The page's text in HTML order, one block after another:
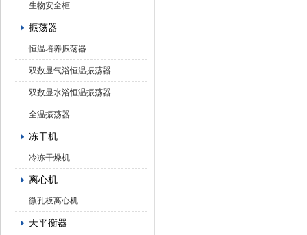
生物安全柜
振荡器
恒温培养振荡器
双数显气浴恒温振荡器
双数显水浴恒温振荡器
全温振荡器
冻干机
冷冻干燥机
离心机
微孔板离心机
天平衡器